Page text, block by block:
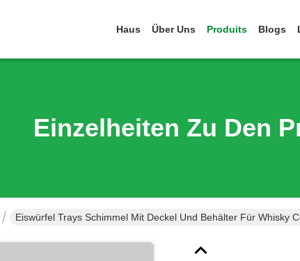
Haus Über Uns Produits Blogs
Einzelheiten Zu Den
Eiswürfel Trays Schimmel Mit Deckel Und Behälter Für Whisky